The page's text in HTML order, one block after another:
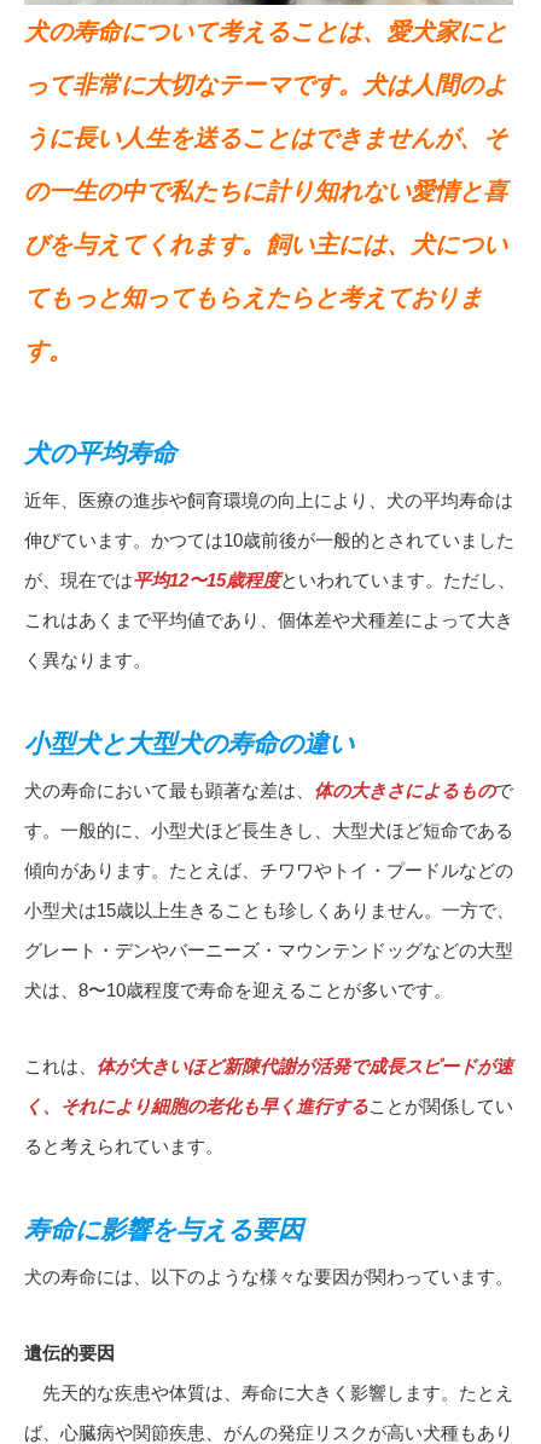
犬の寿命について考えることは、愛犬家にと
って非常に大切なテーマです。犬は人間のよ
うに長い人生を送ることはできませんが、そ
の一生の中で私たちに計り知れない愛情と喜
びを与えてくれます。飼い主には、犬につい
てもっと知ってもらえたらと考えておりま
す。
犬の平均寿命
近年、医療の進歩や飼育環境の向上により、犬の平均寿命は
伸びています。かつては10歳前後が一般的とされていました
が、現在では平均12〜15歳程度といわれています。ただし、
これはあくまで平均値であり、個体差や犬種差によって大き
く異なります。
小型犬と大型犬の寿命の違い
犬の寿命において最も顕著な差は、 体の大きさによるもので
す。一般的に、小型犬ほど長生きし、大型犬ほど短命である
傾向があります。たとえば、チワワやトイ・プードルなどの
小型犬は15歳以上生きることも珍しくありません。一方で、
グレート・デンやバーニーズ・マウンテンドッグなどの大型
犬は、8〜10歳程度で寿命を迎えることが多いです。
これは、 体が大きいほど新陳代謝が活発で成長スピードが速
く、それにより細胞の老化も早く進行することが関係してい
ると考えられています。
寿命に影響を与える要因
犬の寿命には、以下のような様々な要因が関わっています。
遺伝的要因
先天的な疾患や体質は、寿命に大きく影響します。たとえ
ば、心臓病や関節疾患、がんの発症リスクが高い犬種もあり